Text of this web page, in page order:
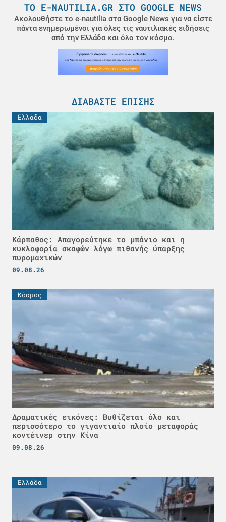
ΤΟ E-NAUTILIA.GR ΣΤΟ GOOGLE NEWS
Ακολουθήστε το e-nautilia στα Google News για να είστε
πάντα ενημερωμένοι για όλες τις ναυτιλιακές ειδήσεις
από την Ελλάδα και όλο τον κόσμο.
ΔΙΑΒΆΣΤΕ ΕΠΊΣΗΣ
Ελλάδα
Κάρπαθος: Απαγορεύτηκε το μπάνιο και η
κυκλοφορία σκαφών λόγω πιθανής ύπαρξης
πυρομαχικών
09.08.26
Κόσμος
Δραματικές εικόνες: Βυθίζεται όλο και
περισσότερο το γιγαντιαίο πλοίο μεταφοράς
κοντέινερ στην Κίνα
09.08.26
Ελλάδα